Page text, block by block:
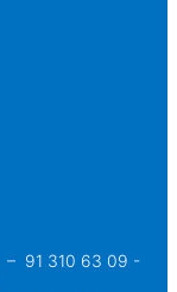
– 91 310 63 09 -